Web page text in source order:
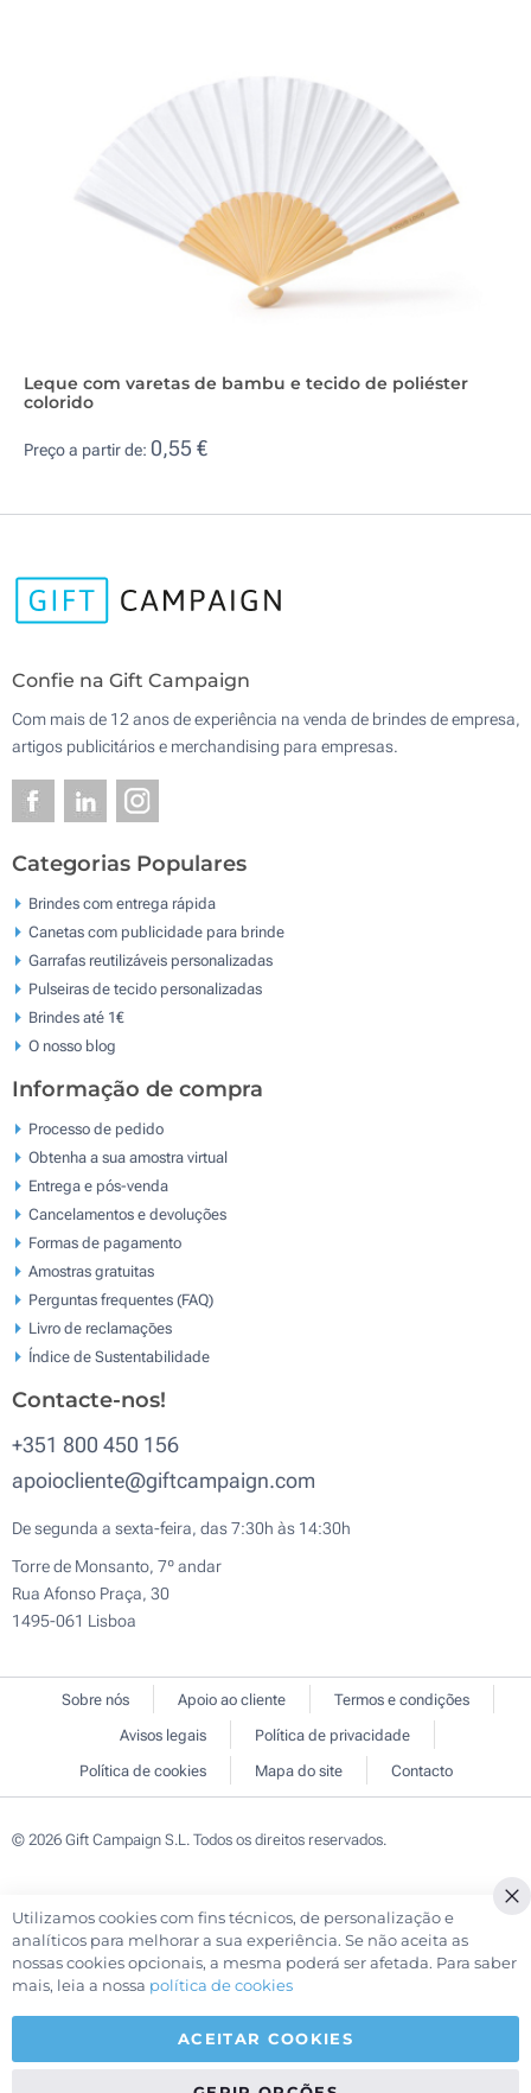
Leque com varetas de bambu e tecido de poliéster
colorido
Preço a partir de: 0,55 €
Confie na Gift Campaign
Com mais de 12 anos de experiência na venda de brindes de empresa,
artigos publicitários e merchandising para empresas.
Categorias Populares
Brindes com entrega rápida
Canetas com publicidade para brinde
Garrafas reutilizáveis personalizadas
Pulseiras de tecido personalizadas
Brindes até 1€
O nosso blog
Informação de compra
Processo de pedido
Obtenha a sua amostra virtual
Entrega e pós-venda
Cancelamentos e devoluções
Formas de pagamento
Amostras gratuitas
Perguntas frequentes (FAQ)
Livro de reclamaçōes
Índice de Sustentabilidade
Contacte-nos!
+351 800 450 156
apoiocliente@giftcampaign.com
De segunda a sexta-feira, das 7:30h às 14:30h
Torre de Monsanto, 7º andar
Rua Afonso Praça, 30
1495-061 Lisboa
Sobre nós Apoio ao cliente
Termos e condições
Avisos legais
Política de privacidade
Política de cookies
Mapa do site Contacto
© 2026 Gift Campaign S.L. Todos os direitos reservados.
Utilizamos cookies com fins técnicos, de personalização e
analíticos para melhorar a sua experiência. Se não aceita as
nossas cookies opcionais, a mesma poderá ser afetada. Para saber
mais, leia a nossa política de cookies
ACEITAR COOKIES